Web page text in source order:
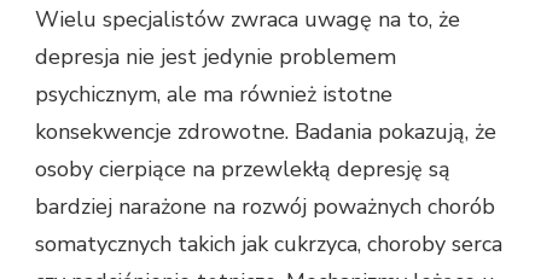
Wielu specjalistów zwraca uwagę na to, że
depresja nie jest jedynie problemem
psychicznym, ale ma również istotne
konsekwencje zdrowotne. Badania pokazują, że
osoby cierpiące na przewlekłą depresję są
bardziej narażone na rozwój poważnych chorób
somatycznych takich jak cukrzyca, choroby serca